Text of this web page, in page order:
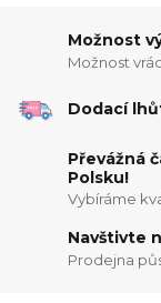
Možnost
Možnost
Dodací
Převážná
Polsku!
Vybíráme
Navštivte
Prodejna